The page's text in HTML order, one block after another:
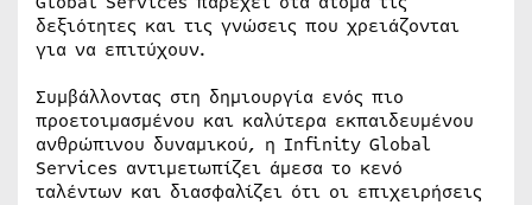
δεξιότητες και τις γνώσεις που χρειάζονται
για να επιτύχουν.
Συμβάλλοντας στη δημιουργία ενός πιο
προετοιμασμένου και καλύτερα εκπαιδευμένου
ανθρώπινου δυναμικού, η Infinity Global
Services αντιμετωπίζει άμεσα το κενό
ταλέντων και διασφαλίζει ότι οι επιχειρήσεις